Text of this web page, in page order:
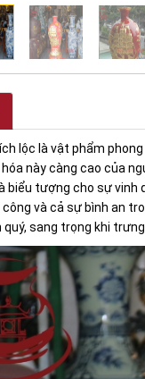
lộc là vật phẩm
này càng cao của
biểu tượng cho sự vinh
công và cả sự bình an
sang trọng khi